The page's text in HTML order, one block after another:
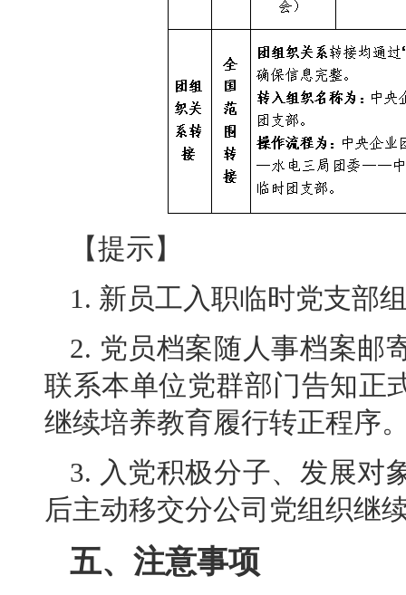
【提示】
1. 新员工入职临时党支部
2. 党员档案随人事档案邮
联系本单位党群部门告知正
继续培养教育履行转正程序
3. 入党积极分子、发展对
后主动移交分公司党组织继
五、注意事项